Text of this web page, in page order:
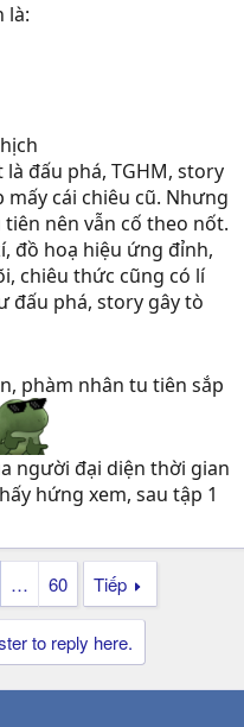
là:
đấu phá, TGHM, story
cái chiêu cũ. Nhưng
nên vẫn cố theo nốt.
đồ hoạ hiệu ứng đỉnh,
chiêu thức cũng có lí
đấu phá, story gây tò
phàm nhân tu tiên sắp
người đại diện thời gian
hứng xem, sau tập 1
… 60 Tiếp
to reply here.